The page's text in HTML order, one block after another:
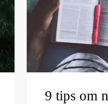
9 tips om